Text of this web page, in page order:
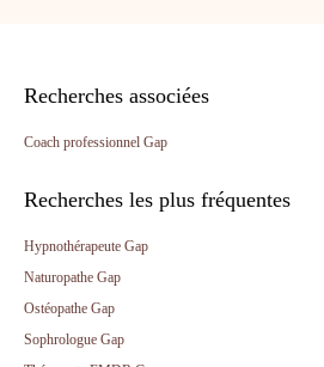
Recherches associées
Coach professionnel Gap
Recherches les plus fréquentes
Hypnothérapeute Gap
Naturopathe Gap
Ostéopathe Gap
Sophrologue Gap